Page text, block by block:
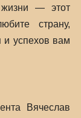
жизни — этот
страну,
и успехов вам
Вячеслав